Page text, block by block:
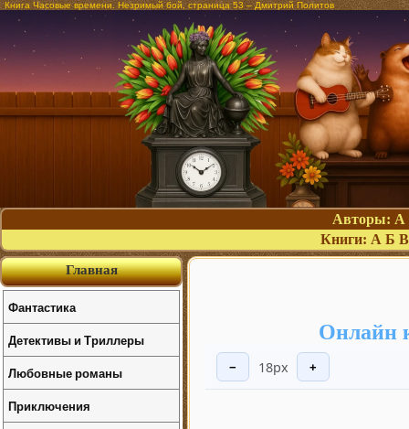
Книга Часовые времени. Незримый бой, страница 53 – Дмитрий Политов
Авторы: А
Книги: А Б В
Онлайн
− 18px +
Главная
Фантастика
Детективы и Триллеры
Любовные романы
Приключения